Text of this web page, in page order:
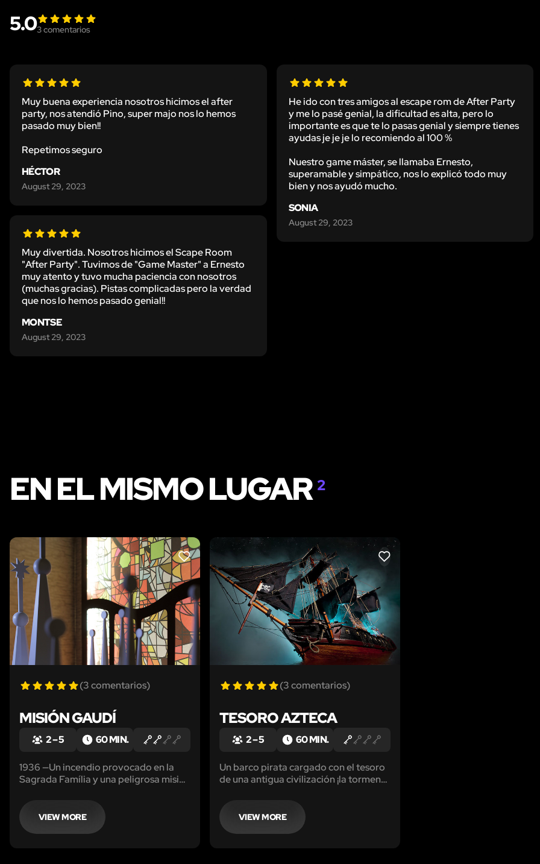
5.03comentarios
Muy buena experiencia nosotros hicimos el after
party, nos atendió Pino, super majo nos lo hemos
pasado muy bien!!
Repetimos seguro
HÉCTOR
August 29, 2023
Muy divertida. Nosotros hicimos el Scape Room
"After Party". Tuvimos de "Game Master" a Ernesto
muy atento y tuvo mucha paciencia con nosotros
(muchas gracias). Pistas complicadas pero la verdad
que nos lo hemos pasado genial!!
MONTSE
August 29, 2023
He ido con tres amigos al escape rom de After Party
y me lo pasé genial, la dificultad es alta, pero lo
importante es que te lo pasas genial y siempre tienes
ayudas je je je lo recomiendo al 100 %
Nuestro game máster, se llamaba Ernesto,
superamable y simpático, nos lo explicó todo muy
bien y nos ayudó mucho.
SONIA
August 29, 2023
EN EL MISMO LUGAR2
LIKE
(3 comentarios)
MISIÓN GAUDÍ
2 – 5 60 MIN.
1936 —Un incendio provocado en la
Sagrada Família y una peligrosa misión
la catedral antes de que se queme
todo con vosotros dentro!
VIEW MORE
LIKE
(3 comentarios)
TESORO AZTECA
2 – 5 60 MIN.
Un barco pirata cargado con el tesoro
de una antigua civilización ¡la tormenta
VIEW MORE